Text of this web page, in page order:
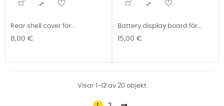

Rear shell cover för...
Pris
8,00 €

Battery display board för...
Pris
15,00 €
Visar 1-12 av 20 objekt